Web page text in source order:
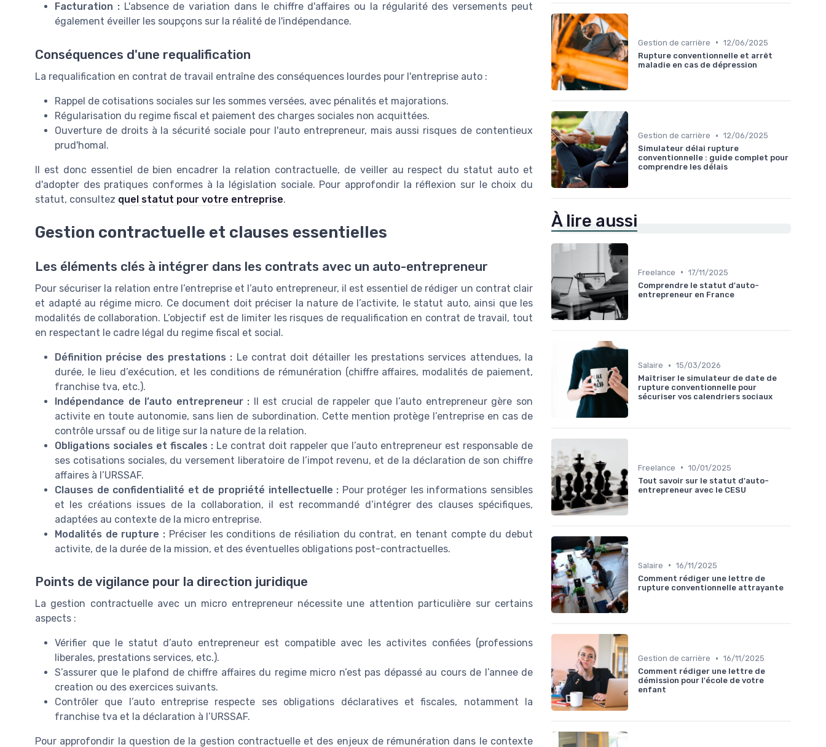
Facturation :L'absence de variation dans le chiffre d'affaires ou la régularité des versements peut
également éveiller les soupçons sur la réalité de l'indépendance.
Conséquences d'une requalification
La requalification en contrat de travail entraîne des conséquences lourdes pour l'entreprise auto :
Rappel de cotisations sociales sur les sommes versées, avec pénalités et majorations.
Régularisation du regime fiscal et paiement des charges sociales non acquittées.
Ouverture de droits à la sécurité sociale pour l'auto entrepreneur, mais aussi risques de contentieux
prud'homal.
Il est donc essentiel de bien encadrer la relation contractuelle, de veiller au respect du statut auto et
d'adopter des pratiques conformes à la législation sociale. Pour approfondir la réflexion sur le choix du
statut, consultez quel statut pour votre entreprise.
Gestion contractuelle et clauses essentielles
Les éléments clés à intégrer dans les contrats avec un auto-entrepreneur
Pour sécuriser la relation entre l’entreprise et l’auto entrepreneur, il est essentiel de rédiger un contrat clair
et adapté au régime micro. Ce document doit préciser la nature de l’activite, le statut auto, ainsi que les
modalités de collaboration. L’objectif est de limiter les risques de requalification en contrat de travail, tout
en respectant le cadre légal du regime fiscal et social.
Définition précise des prestations : Le contrat doit détailler les prestations services attendues, la
durée, le lieu d’exécution, et les conditions de rémunération (chiffre affaires, modalités de paiement,
franchise tva, etc.).
Indépendance de l’auto entrepreneur : Il est crucial de rappeler que l’auto entrepreneur gère son
activite en toute autonomie, sans lien de subordination. Cette mention protège l’entreprise en cas de
contrôle urssaf ou de litige sur la nature de la relation.
Obligations sociales et fiscales : Le contrat doit rappeler que l’auto entrepreneur est responsable de
ses cotisations sociales, du versement liberatoire de l’impot revenu, et de la déclaration de son chiffre
affaires à l’URSSAF.
Clauses de confidentialité et de propriété intellectuelle : Pour protéger les informations sensibles
et les créations issues de la collaboration, il est recommandé d’intégrer des clauses spécifiques,
adaptées au contexte de la micro entreprise.
Modalités de rupture : Préciser les conditions de résiliation du contrat, en tenant compte du debut
activite, de la durée de la mission, et des éventuelles obligations post-contractuelles.
Points de vigilance pour la direction juridique
La gestion contractuelle avec un micro entrepreneur nécessite une attention particulière sur certains
aspects :
Vérifier que le statut d’auto entrepreneur est compatible avec les activites confiées (professions
liberales, prestations services, etc.).
S’assurer que le plafond de chiffre affaires du regime micro n’est pas dépassé au cours de l’annee de
creation ou des exercices suivants.
Contrôler que l’auto entreprise respecte ses obligations déclaratives et fiscales, notamment la
franchise tva et la déclaration à l’URSSAF.
Pour approfondir la question de la gestion contractuelle et des enjeux de rémunération dans le contexte
Gestion de carrière • 12/06/2025
Rupture conventionnelle et arrêt
maladie en cas de dépression
Gestion de carrière • 12/06/2025
Simulateur délai rupture
conventionnelle : guide complet pour
comprendre les délais
À lire aussi
Freelance • 17/11/2025
Comprendre le statut d'auto-
entrepreneur en France
Salaire • 15/03/2026
Maîtriser le simulateur de date de
rupture conventionnelle pour
sécuriser vos calendriers sociaux
Freelance • 10/01/2025
Tout savoir sur le statut d'auto-
entrepreneur avec le CESU
Salaire • 16/11/2025
Comment rédiger une lettre de
rupture conventionnelle attrayante
Gestion de carrière • 16/11/2025
Comment rédiger une lettre de
démission pour l'école de votre
enfant